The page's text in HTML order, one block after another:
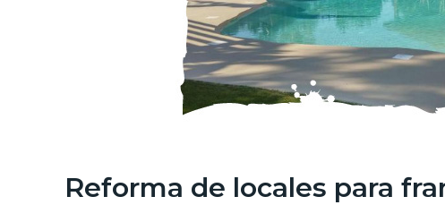
Reforma de locales para